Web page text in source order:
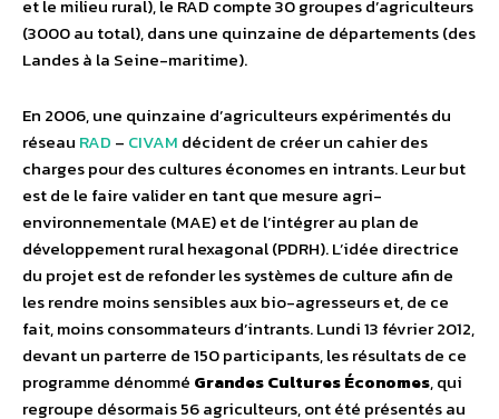
et le milieu rural), le RAD compte 30 groupes d’agriculteurs
(3000 au total), dans une quinzaine de départements (des
Landes à la Seine-maritime).
En 2006, une quinzaine d’agriculteurs expérimentés du
réseau RAD – CIVAM décident de créer un cahier des
charges pour des cultures économes en intrants. Leur but
est de le faire valider en tant que mesure agri-
environnementale (MAE) et de l’intégrer au plan de
développement rural hexagonal (PDRH). L’idée directrice
du projet est de refonder les systèmes de culture afin de
les rendre moins sensibles aux bio-agresseurs et, de ce
fait, moins consommateurs d’intrants. Lundi 13 février 2012,
devant un parterre de 150 participants, les résultats de ce
programme dénommé Grandes Cultures Économes, qui
regroupe désormais 56 agriculteurs, ont été présentés au